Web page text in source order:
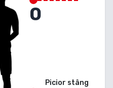
0
Picior stâng